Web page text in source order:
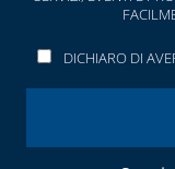
DICHIARO DI